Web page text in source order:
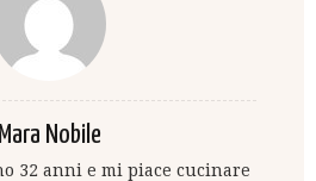
Mara Nobile
32 anni e mi piace cucinare